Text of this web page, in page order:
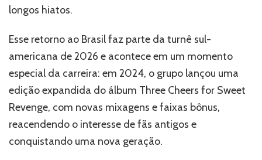
longos hiatos.
Esse retorno ao Brasil faz parte da turnê sul-
americana de 2026 e acontece em um momento
especial da carreira: em 2024, o grupo lançou uma
edição expandida do álbum Three Cheers for Sweet
Revenge, com novas mixagens e faixas bônus,
reacendendo o interesse de fãs antigos e
conquistando uma nova geração.